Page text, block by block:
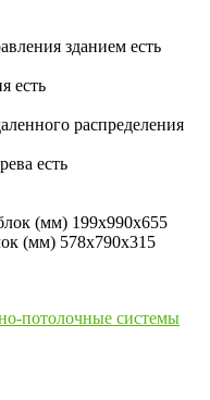
зданием есть
есть
распределения
есть
(мм) 199x990x655
(мм) 578x790x315
потолочные системы